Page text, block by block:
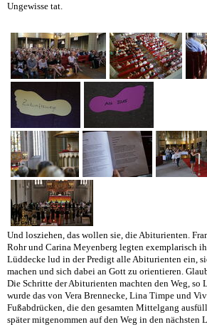
Ungewisse tat.
Und losziehen, das wollen sie, die Abiturienten.
Rohr und Carina Meyenberg legten exemplarisch
Lüddecke lud in der Predigt alle Abiturienten ein,
machen und sich dabei an Gott zu orientieren.
Die Schritte der Abiturienten machten den Weg, so
wurde das von Vera Brennecke, Lina Timpe und
Fußabdrücken, die den gesamten Mittelgang
später mitgenommen auf den Weg in den nächsten